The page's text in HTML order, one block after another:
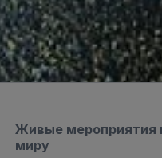
Живые мероприятия
миру